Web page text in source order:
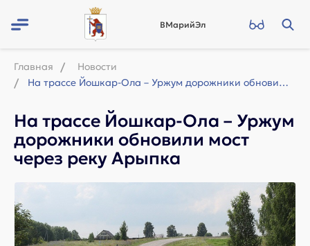
ВМарийЭл
Главная
Новости
На трассе Йошкар-Ола – Уржум дорожники обновили мост через реку Арыпка
На трассе Йошкар-Ола – Уржум
дорожники обновили мост
через реку Арыпка